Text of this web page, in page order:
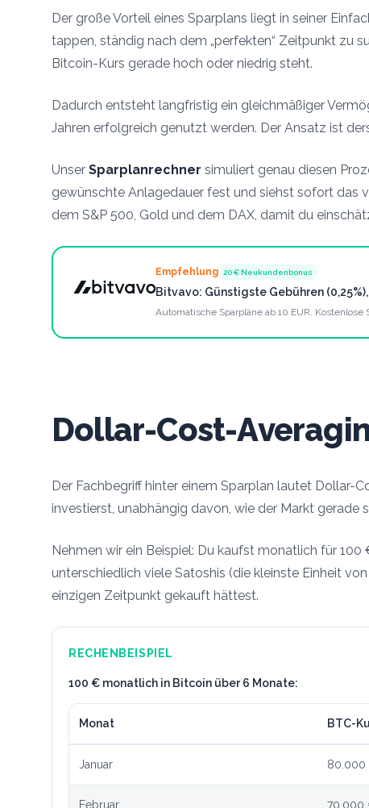
Der große Vorteil eines Sparplans liegt in seiner
tappen, ständig nach dem „perfekten“ Zeitpunkt zu
Bitcoin-Kurs gerade hoch oder niedrig steht.
Dadurch entsteht langfristig ein gleichmäßiger
Jahren erfolgreich genutzt werden. Der Ansatz ist
Unser Sparplanrechner simuliert genau diesen
gewünschte Anlagedauer fest und siehst sofort das
dem S&P 500, Gold und dem DAX, damit du einschä
Empfehlung 20€Neukundenbonus
Bitvavo: Günstigste Gebühren
Automatische Sparpläne ab 10 EUR. Kostenlose
Dollar-Cost-
Der Fachbegriff hinter einem Sparplan lautet Dollar-
investierst, unabhängig davon, wie der Markt gerade
Nehmen wir ein Beispiel: Du kaufst monatlich für
unterschiedlich viele Satoshis (die kleinste Einheit
einzigen Zeitpunkt gekauft hättest.
RECHENBEISPIEL
100 € monatlich in Bitcoin über 6 Monate:
Monat BTC-
Januar
Februar 70.000